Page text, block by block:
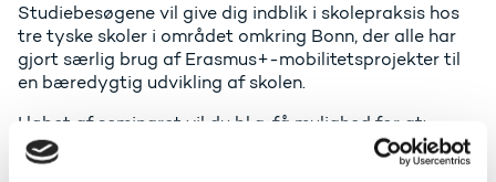
Studiebesøgene vil give dig indblik i skolepraksis hos
tre tyske skoler i området omkring Bonn, der alle har
gjort særlig brug af Erasmus+-mobilitetsprojekter til
en bæredygtig udvikling af skolen.
I løbet af seminaret vil du bl.a. få mulighed for at:
Høre eksempler på best-practice inden for